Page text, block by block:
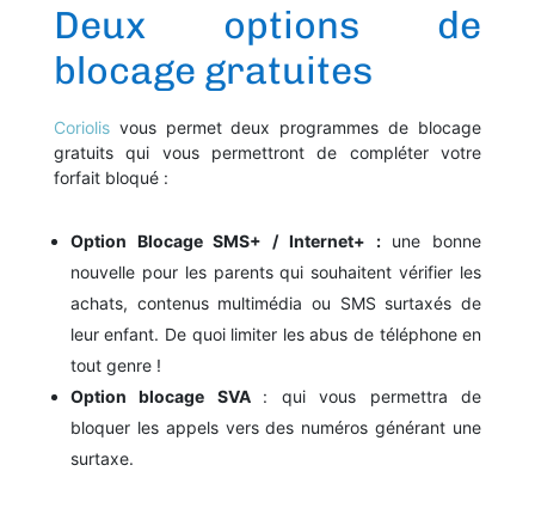
Deux options de
blocage gratuites
Coriolisvous permet deux programmes de blocage
gratuits qui vous permettront de compléter votre
forfait bloqué :
Option Blocage SMS+ / Internet+ :une bonne
nouvelle pour les parents qui souhaitent vérifier les
achats, contenus multimédia ou SMS surtaxés de
leur enfant. De quoi limiter les abus de téléphone en
tout genre !
Option blocage SVA : qui vous permettra de
bloquer les appels vers des numéros générant une
surtaxe.